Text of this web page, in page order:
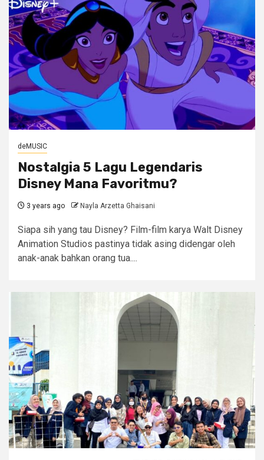
deMUSIC
Nostalgia 5 Lagu Legendaris
Disney Mana Favoritmu?
3 years ago Nayla Arzetta Ghaisani
Siapa sih yang tau Disney? Film-film karya Walt Disney
Animation Studios pastinya tidak asing didengar oleh
anak-anak bahkan orang tua....